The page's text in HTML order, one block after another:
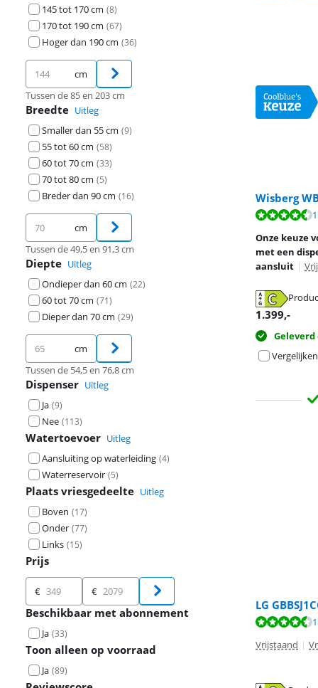
145 tot 170 cm (8)
170 tot 190 cm (67)
Hoger dan 190 cm (36)
cm
Tussen de 85 en 203 cm
Breedte Uitleg
Smaller dan 55 cm (9)
55 tot 60 cm (58)
60 tot 70 cm (33)
70 tot 80 cm (5)
Breder dan 90 cm (16)
cm
Tussen de 49,5 en 91,3 cm
Diepte Uitleg
Ondieper dan 60 cm (22)
60 tot 70 cm (71)
Dieper dan 70 cm (29)
cm
Tussen de 54,5 en 76,8 cm
Dispenser Uitleg
Ja (9)
Nee (113)
Watertoevoer Uitleg
Aansluiting op waterleiding (4)
Waterreservoir (5)
Plaats vriesgedeelte Uitleg
Boven (17)
Onder (77)
Links (15)
Prijs
Prijs
€ €
Beschikbaar met abonnement
Ja (33)
Toon alleen op voorraad
Ja (89)
Wisberg
Beoordeling is
Onze keuze
met een
aansluit |
opent in nieuw
1.399,-
Geleverd
Vergelijken
Beoordeling is
opent in nieuw
Beoordeling is
opent in nieuw
LG
Beoordeling is
Vrijstaand |
Beoordeling is
Beoordeling is